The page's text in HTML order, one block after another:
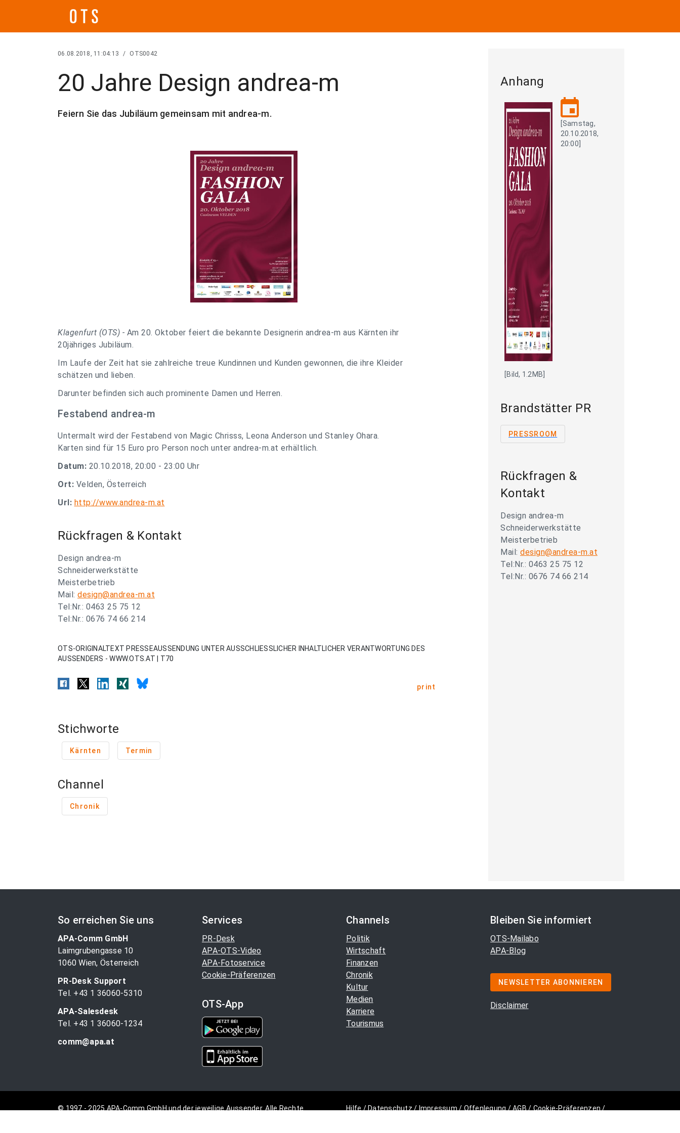
06.08.2018, 11:04:13 / OTS0042
20 Jahre Design andrea-m
Feiern Sie das Jubiläum gemeinsam mit andrea-m.
Klagenfurt (OTS) - Am 20. Oktober feiert die bekannte Designerin andrea-m aus Kärnten ihr
20jähriges Jubiläum.
Im Laufe der Zeit hat sie zahlreiche treue Kundinnen und Kunden gewonnen, die ihre Kleider
schätzen und lieben.
Darunter befinden sich auch prominente Damen und Herren.
Festabend andrea-m
Untermalt wird der Festabend von Magic Chrisss, Leona Anderson und Stanley Ohara.
Karten sind für 15 Euro pro Person noch unter andrea-m.at erhältlich.
Datum: 20.10.2018, 20:00 - 23:00 Uhr
Ort: Velden, Österreich
Url: http://www.andrea-m.at
Rückfragen & Kontakt
Design andrea-m
Schneiderwerkstätte
Meisterbetrieb
Mail: design@andrea-m.at
Tel:Nr.: 0463 25 75 12
Tel:Nr.: 0676 74 66 214
OTS-ORIGINALTEXT PRESSEAUSSENDUNG UNTER AUSSCHLIESSLICHER INHALTLICHER VERANTWORTUNG DES
AUSSENDERS - WWW.OTS.AT | T70
print
Stichworte
Kärnten Termin
Channel
Chronik
Anhang
[Bild, 1.2MB]
event
[Samstag,
20.10.2018,
20:00]
Brandstätter PR
PRESSROOM
Rückfragen &
Kontakt
Design andrea-m
Schneiderwerkstätte
Meisterbetrieb
Mail: design@andrea-m.at
Tel:Nr.: 0463 25 75 12
Tel:Nr.: 0676 74 66 214
So erreichen Sie uns
APA-Comm GmbH
Laimgrubengasse 10
1060 Wien, Österreich
PR-Desk Support
Tel. +43 1 36060-5310
APA-Salesdesk
Tel. +43 1 36060-1234
comm@apa.at
Services
PR-Desk
APA-OTS-Video
APA-Fotoservice
Cookie-Präferenzen
OTS-App
Channels
Politik
Wirtschaft
Finanzen
Chronik
Kultur
Medien
Karriere
Tourismus
Bleiben Sie informiert
OTS-Mailabo
APA-Blog
NEWSLETTER ABONNIEREN
Disclaimer
© 1997 - 2025 APA-Comm GmbH und der jeweilige Aussender. Alle Rechte
Hilfe/Datenschutz/Impressum/Offenlegung/AGB/Cookie-Präferenzen/